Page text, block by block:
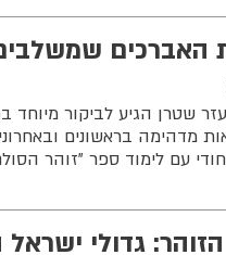
האברכים
שטרן הגיע לביקור מיוחד
מדהימה בראשונים
עם לימוד ספר "זוהר
גדולי